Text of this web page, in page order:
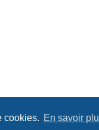
cookies. En savoir